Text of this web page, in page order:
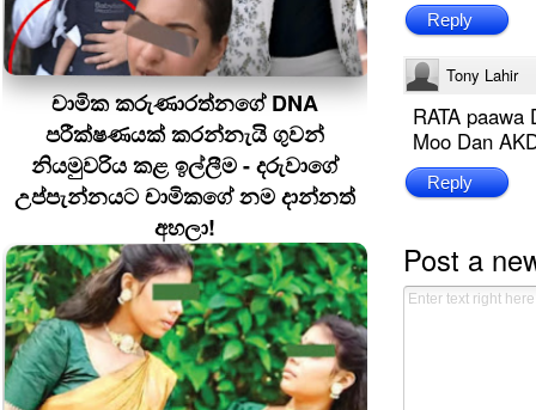
චාමික කරුණාරත්නගේ DNA
පරීක්ෂණයක් කරන්නැයි ගුවන්
නියමුවරිය කළ ඉල්ලීම - දරුවාගේ
උප්පැන්නයට චාමිකගේ නම දාන්නත්
අහලා!
Reply
Tony Lahir
RATA paawa
Moo Dan
Reply
Post a